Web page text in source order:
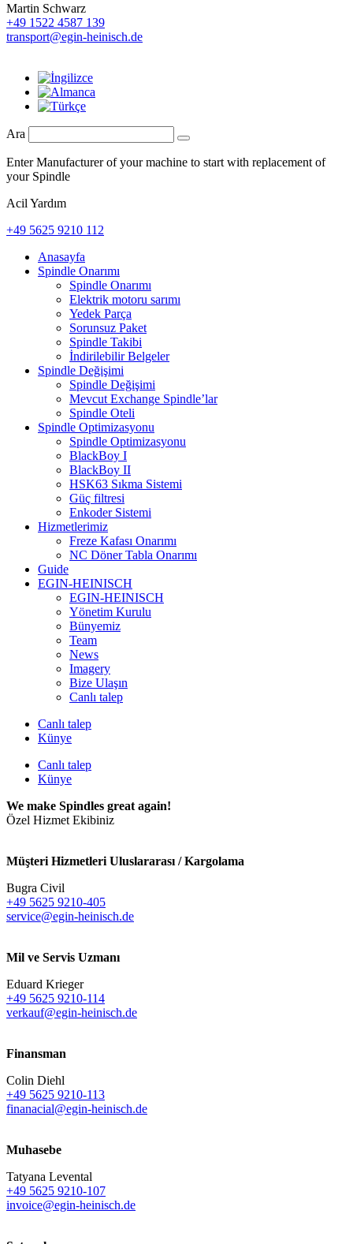
Martin Schwarz
+49 1522 4587 139
transport@egin-heinisch.de
Ara
Enter Manufacturer of your machine to start with replacement of
your Spindle
Acil Yardım
+49 5625 9210 112
Anasayfa
Spindle Onarımı
Spindle Onarımı
Elektrik motoru sarımı
Yedek Parça
Sorunsuz Paket
Spindle Takibi
İndirilebilir Belgeler
Spindle Değişimi
Spindle Değişimi
Mevcut Exchange Spindle’lar
Spindle Oteli
Spindle Optimizasyonu
Spindle Optimizasyonu
BlackBoy I
BlackBoy II
HSK63 Sıkma Sistemi
Güç filtresi
Enkoder Sistemi
Hizmetlerimiz
Freze Kafası Onarımı
NC Döner Tabla Onarımı
Guide
EGIN-HEINISCH
EGIN-HEINISCH
Yönetim Kurulu
Bünyemiz
Team
News
Imagery
Bize Ulaşın
Canlı talep
Canlı talep
Künye
Canlı talep
Künye
We make Spindles great again!
Özel Hizmet Ekibiniz
Müşteri Hizmetleri Uluslararası / Kargolama
Bugra Civil
+49 5625 9210-405
service@egin-heinisch.de
Mil ve Servis Uzmanı
Eduard Krieger
+49 5625 9210-114
verkauf@egin-heinisch.de
Finansman
Colin Diehl
+49 5625 9210-113
finanacial@egin-heinisch.de
Muhasebe
Tatyana Levental
+49 5625 9210-107
invoice@egin-heinisch.de